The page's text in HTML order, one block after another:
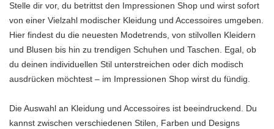
Stelle dir vor, du betrittst den Impressionen Shop und wirst sofort
von einer Vielzahl modischer Kleidung und Accessoires umgeben.
Hier findest du die neuesten Modetrends, von stilvollen Kleidern
und Blusen bis hin zu trendigen Schuhen und Taschen. Egal, ob
du deinen individuellen Stil unterstreichen oder dich modisch
ausdrücken möchtest – im Impressionen Shop wirst du fündig.
Die Auswahl an Kleidung und Accessoires ist beeindruckend. Du
kannst zwischen verschiedenen Stilen, Farben und Designs